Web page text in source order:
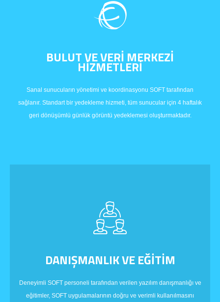
BULUT VE VERİ MERKEZİ
HİZMETLERİ
Sanal sunucuların yönetimi ve koordinasyonu SOFT tarafından
sağlanır. Standart bir yedekleme hizmeti, tüm sunucular için 4 haftalık
geri dönüşümlü günlük görüntü yedeklemesi oluşturmaktadır.
DANIŞMANLIK VE EĞİTİM
Deneyimli SOFT personeli tarafından verilen yazılım danışmanlığı ve
eğitimler, SOFT uygulamalarının doğru ve verimli kullanılmasını